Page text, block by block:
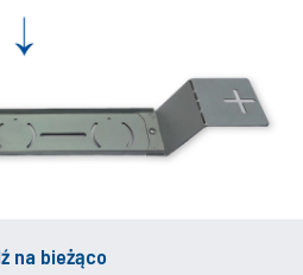
na bieżąco